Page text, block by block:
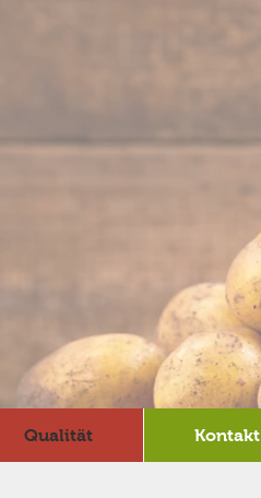
Qualität Kontakt